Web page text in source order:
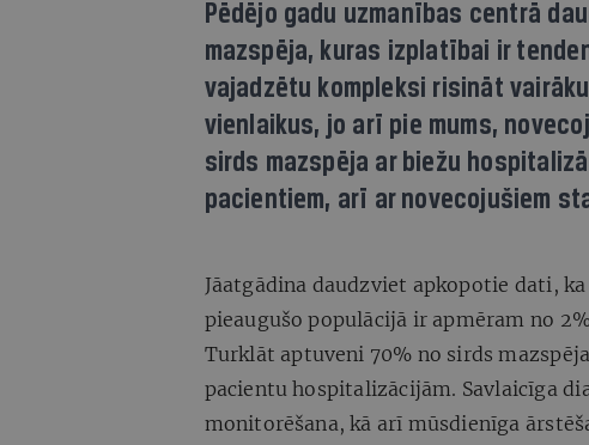
Pēdējo gadu uzmanības centrā
mazspēja, kuras izplatībai ir
vajadzētu kompleksi risināt
vienlaikus, jo arī pie mums,
sirds mazspēja ar biežu
pacientiem, arī ar novecojušiem
Jāatgādina daudzviet apkopotie dati,
pieaugušo populācijā ir apmēram no
Turklāt aptuveni 70% no sirds
pacientu hospitalizācijām. Savlaicīga
monitorēšana, kā arī mūsdienīga